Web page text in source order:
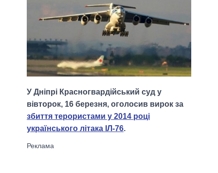
У Дніпрі Красногвардійський суд у
вівторок, 16 березня, оголосив вирок за
збиття терористами у 2014 році
українського літака ІЛ-76.